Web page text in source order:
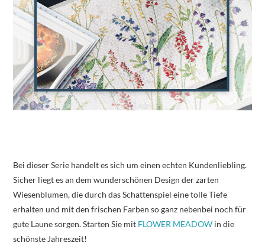
Bei dieser Serie handelt es sich um einen echten Kundenliebling.
Sicher liegt es an dem wunderschönen Design der zarten
Wiesenblumen, die durch das Schattenspiel eine tolle Tiefe
erhalten und mit den frischen Farben so ganz nebenbei noch für
gute Laune sorgen. Starten Sie mit FLOWER MEADOW in die
schönste Jahreszeit!